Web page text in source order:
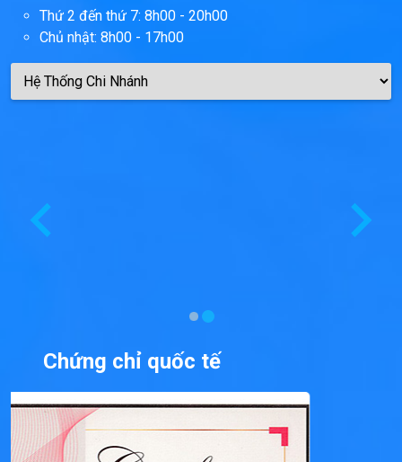
Thứ 2 đến thứ 7: 8h00 - 20h00
Chủ nhật: 8h00 - 17h00
Chứng chỉ quốc tế